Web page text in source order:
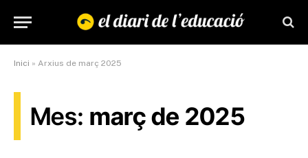
Inici » Arxius de març 2025
Mes: març de 2025